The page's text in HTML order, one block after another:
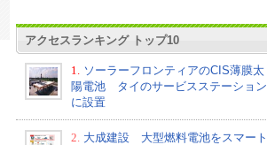
アクセスランキング トップ10
1.
ソーラーフロンティアのCIS薄膜太
陽電池 タイのサービスステーション
に設置
2. 大成建設 大型燃料電池をスマート